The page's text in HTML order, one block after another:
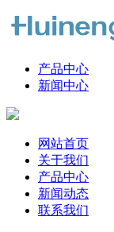
产品中心
新闻中心
网站首页
关于我们
产品中心
新闻动态
联系我们